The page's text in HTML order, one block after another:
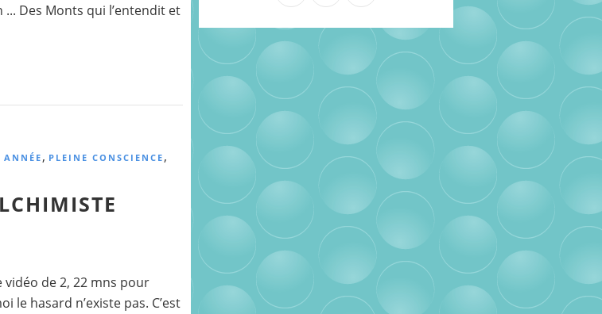
Des Monts qui l’entendit et
ANNÉE, PLEINE CONSCIENCE,
vidéo de 2, 22 mns pour
hasard n’existe pas. C’est